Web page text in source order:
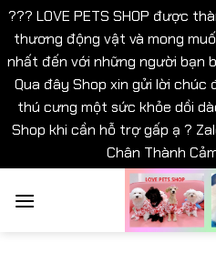
??? LOVE PETS SHOP được
thương động vật và mong
nhất đến với những người bạn
Qua đây Shop xin gửi lời
thú cưng một sức khỏe dồi
Shop khi cần hỗ trợ gấp ạ ?
Chân Thành
qua